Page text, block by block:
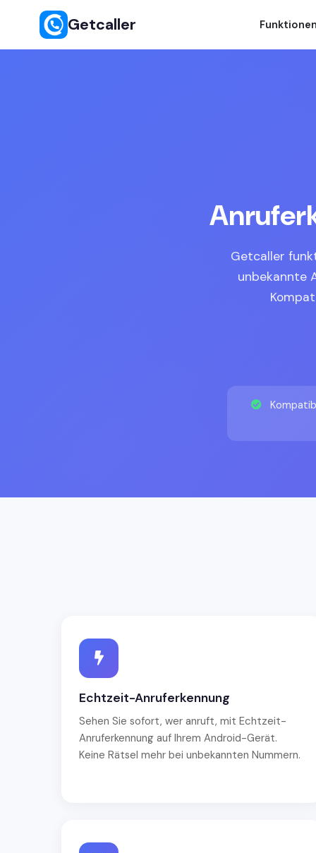
Getcaller
Getcaller
unbekannte
Echtzeit-Anruferkennung
Sehen Sie sofort, wer anruft, mit Echtzeit-
Anruferkennung auf Ihrem Android-Gerät.
Keine Rätsel mehr bei unbekannten Nummern.